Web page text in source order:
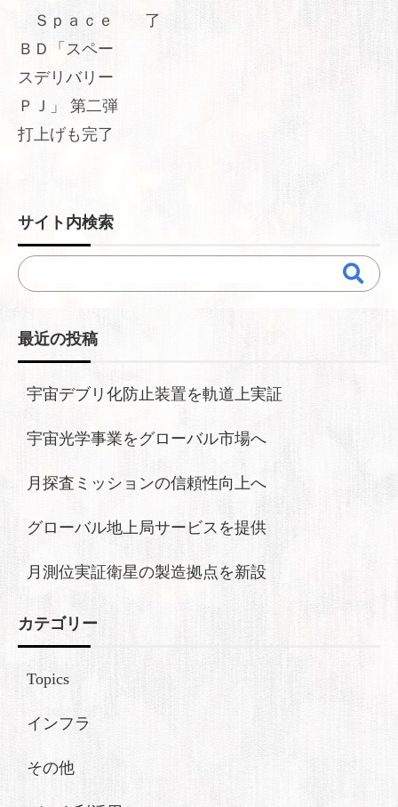
Ｓｐａｃｅ
ＢＤ「スペー
スデリバリー
ＰＪ」 第二弾
打上げも完了
了
サイト内検索
最近の投稿
宇宙デブリ化防止装置を軌道上実証
宇宙光学事業をグローバル市場へ
月探査ミッションの信頼性向上へ
グローバル地上局サービスを提供
月測位実証衛星の製造拠点を新設
カテゴリー
Topics
インフラ
その他